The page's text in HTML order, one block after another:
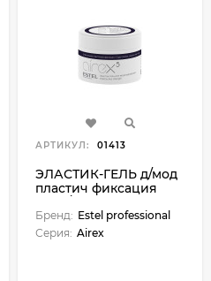
АРТИКУЛ: 01413
ЭЛАСТИК-ГЕЛЬ д/мод
пластич фиксация
Бренд: Estel professional
Серия: Airex